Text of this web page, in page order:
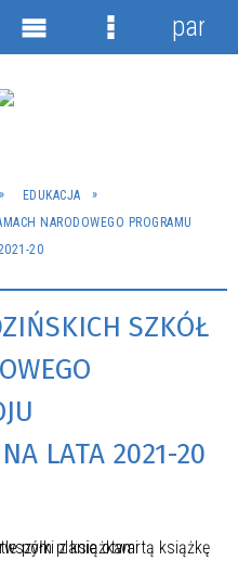
EDUKACJA
NARODOWEGO PROGRAMU
20
SZKÓŁ
LATA 2021-20
Menu
Menu
panel